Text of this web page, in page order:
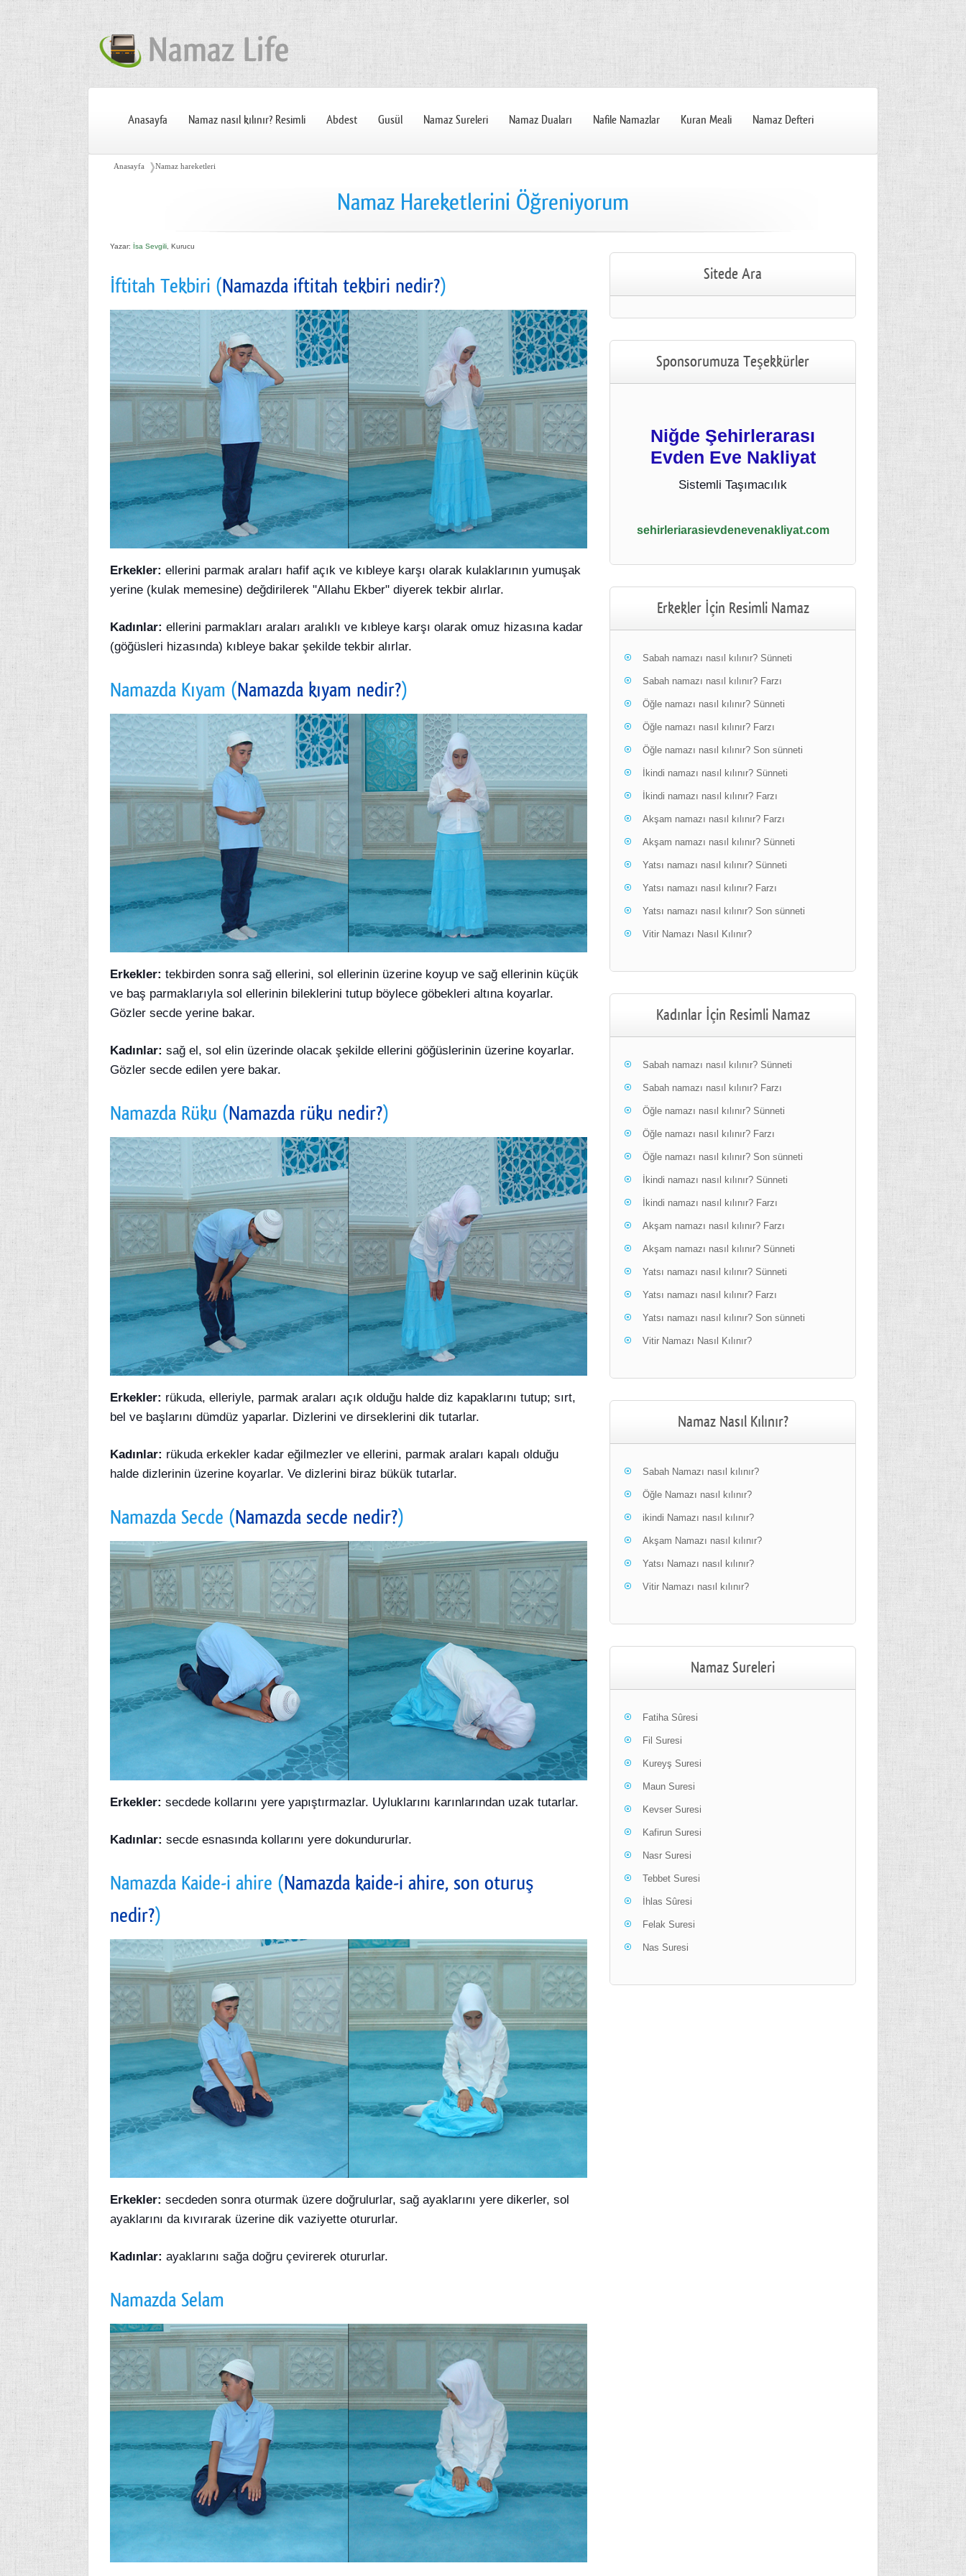
Anasayfa Namaz nasıl kılınır? Resimli Abdest Gusül Namaz Sureleri Namaz Duaları Nafile Namazlar Kuran Meali Namaz Defteri
Anasayfa ❭Namaz hareketleri
Namaz Hareketlerini Öğreniyorum
Yazar: İsa Sevgili , Kurucu
İftitah Tekbiri ( Namazda iftitah tekbiri nedir?)
Erkekler: ellerini parmak araları hafif açık ve kıbleye karşı olarak kulaklarının yumuşak
yerine (kulak memesine) değdirilerek "Allahu Ekber" diyerek tekbir alırlar.
Kadınlar: ellerini parmakları araları aralıklı ve kıbleye karşı olarak omuz hizasına kadar
(göğüsleri hizasında) kıbleye bakar şekilde tekbir alırlar.
Namazda Kıyam ( Namazda kıyam nedir?)
Erkekler: tekbirden sonra sağ ellerini, sol ellerinin üzerine koyup ve sağ ellerinin küçük
ve baş parmaklarıyla sol ellerinin bileklerini tutup böylece göbekleri altına koyarlar.
Gözler secde yerine bakar.
Kadınlar: sağ el, sol elin üzerinde olacak şekilde ellerini göğüslerinin üzerine koyarlar.
Gözler secde edilen yere bakar.
Namazda Rüku ( Namazda rüku nedir?)
Erkekler: rükuda, elleriyle, parmak araları açık olduğu halde diz kapaklarını tutup; sırt,
bel ve başlarını dümdüz yaparlar. Dizlerini ve dirseklerini dik tutarlar.
Kadınlar: rükuda erkekler kadar eğilmezler ve ellerini, parmak araları kapalı olduğu
halde dizlerinin üzerine koyarlar. Ve dizlerini biraz bükük tutarlar.
Namazda Secde (Namazda secde nedir?)
Erkekler: secdede kollarını yere yapıştırmazlar. Uyluklarını karınlarından uzak tutarlar.
Kadınlar: secde esnasında kollarını yere dokundururlar.
Namazda Kaide-i ahire (Namazda kaide-i ahire, son oturuş
nedir?)
Erkekler: secdeden sonra oturmak üzere doğrulurlar, sağ ayaklarını yere dikerler, sol
ayaklarını da kıvırarak üzerine dik vaziyette otururlar.
Kadınlar: ayaklarını sağa doğru çevirerek otururlar.
Namazda Selam
Sitede Ara
Sponsorumuza Teşekkürler
Niğde Şehirlerarası
Evden Eve Nakliyat
Sistemli Taşımacılık
sehirleriarasievdenevenakliyat.com
Erkekler İçin Resimli Namaz
Sabah namazı nasıl kılınır? Sünneti
Sabah namazı nasıl kılınır? Farzı
Öğle namazı nasıl kılınır? Sünneti
Öğle namazı nasıl kılınır? Farzı
Öğle namazı nasıl kılınır? Son sünneti
İkindi namazı nasıl kılınır? Sünneti
İkindi namazı nasıl kılınır? Farzı
Akşam namazı nasıl kılınır? Farzı
Akşam namazı nasıl kılınır? Sünneti
Yatsı namazı nasıl kılınır? Sünneti
Yatsı namazı nasıl kılınır? Farzı
Yatsı namazı nasıl kılınır? Son sünneti
Vitir Namazı Nasıl Kılınır?
Kadınlar İçin Resimli Namaz
Sabah namazı nasıl kılınır? Sünneti
Sabah namazı nasıl kılınır? Farzı
Öğle namazı nasıl kılınır? Sünneti
Öğle namazı nasıl kılınır? Farzı
Öğle namazı nasıl kılınır? Son sünneti
İkindi namazı nasıl kılınır? Sünneti
İkindi namazı nasıl kılınır? Farzı
Akşam namazı nasıl kılınır? Farzı
Akşam namazı nasıl kılınır? Sünneti
Yatsı namazı nasıl kılınır? Sünneti
Yatsı namazı nasıl kılınır? Farzı
Yatsı namazı nasıl kılınır? Son sünneti
Vitir Namazı Nasıl Kılınır?
Namaz Nasıl Kılınır?
Sabah Namazı nasıl kılınır?
Öğle Namazı nasıl kılınır?
ikindi Namazı nasıl kılınır?
Akşam Namazı nasıl kılınır?
Yatsı Namazı nasıl kılınır?
Vitir Namazı nasıl kılınır?
Namaz Sureleri
Fatiha Sûresi
Fil Suresi
Kureyş Suresi
Maun Suresi
Kevser Suresi
Kafirun Suresi
Nasr Suresi
Tebbet Suresi
İhlas Sûresi
Felak Suresi
Nas Suresi